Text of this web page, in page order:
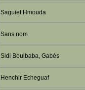
Saguiet Hmouda
Sans nom
Sidi Boulbaba, Gabès
Henchir Echeguaf